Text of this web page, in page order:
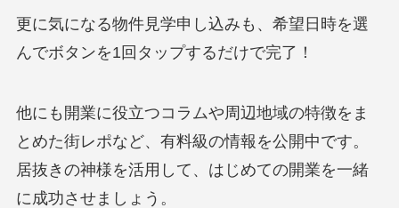
更に気になる物件見学申し込みも、希望日時を選
んでボタンを1回タップするだけで完了！
他にも開業に役立つコラムや周辺地域の特徴をま
とめた街レポなど、有料級の情報を公開中です。
居抜きの神様を活用して、はじめての開業を一緒
に成功させましょう。